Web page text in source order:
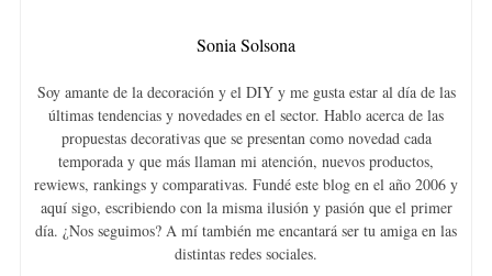
Sonia Solsona
Soy amante de la decoración y el DIY y me gusta estar al día de las
últimas tendencias y novedades en el sector. Hablo acerca de las
propuestas decorativas que se presentan como novedad cada
temporada y que más llaman mi atención, nuevos productos,
rewiews, rankings y comparativas. Fundé este blog en el año 2006 y
aquí sigo, escribiendo con la misma ilusión y pasión que el primer
día. ¿Nos seguimos? A mí también me encantará ser tu amiga en las
distintas redes sociales.